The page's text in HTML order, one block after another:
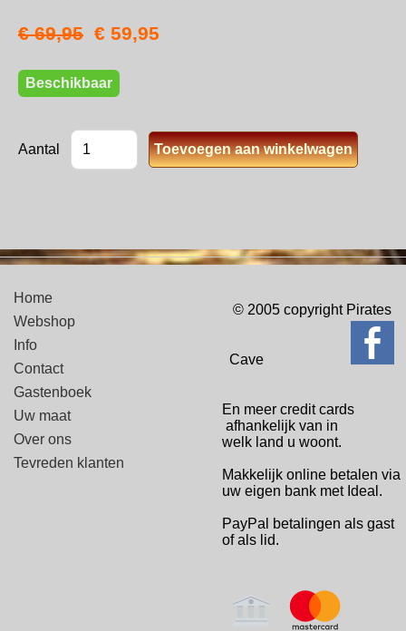
€ 69,95 € 59,95
Beschikbaar
Aantal
Home
Webshop
Info
Contact
Gastenboek
Uw maat
Over ons
Tevreden klanten
© 2005 copyright Pirates
Cave
En meer credit cards
afhankelijk van in
welk land u woont.
Makkelijk online betalen via
uw eigen bank met Ideal.
PayPal betalingen als gast
of als lid.